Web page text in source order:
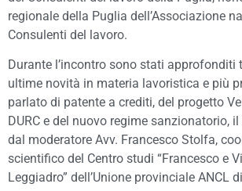
regionale della Puglia dell’Associazione
Consulenti del lavoro.
Durante l’incontro sono stati approfonditi
ultime novità in materia lavoristica e più
parlato di patente a crediti, del progetto
DURC e del nuovo regime sanzionatorio,
dal moderatore Avv. Francesco Stolfa,
scientifico del Centro studi “Francesco e
Leggiadro” dell’Unione provinciale ANCL